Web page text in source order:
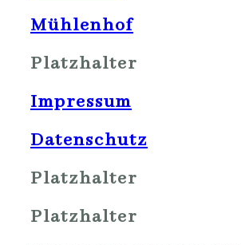
Mühlenhof
Platzhalter
Impressum
Datenschutz
Platzhalter
Platzhalter